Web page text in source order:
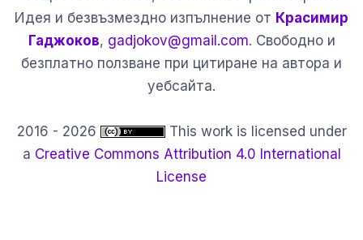
Идея и безвъзмездно изпълнение от Красимир
Гаджоков, gadjokov@gmail.com. Свободно и
безплатно ползване при цитиране на автора и
уебсайта.
2016 - 2026
This work is licensed under
a Creative Commons Attribution 4.0 International
License